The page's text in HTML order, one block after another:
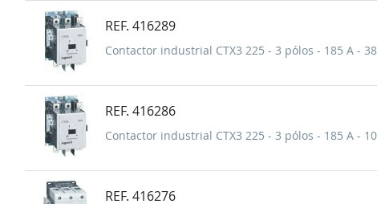
REF. 416289
Contactor industrial CTX3 225 - 3 pólos - 185 A -
REF. 416286
Contactor industrial CTX3 225 - 3 pólos - 185 A -
REF. 416276